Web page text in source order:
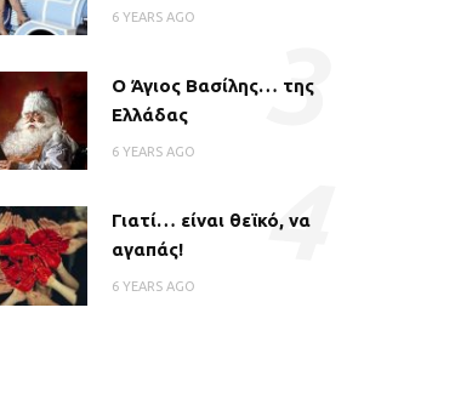
6 YEARS AGO
Ο Άγιος Βασίλης… της
Ελλάδας
6 YEARS AGO
3
Γιατί… είναι θεϊκό, να
αγαπάς!
6 YEARS AGO
4